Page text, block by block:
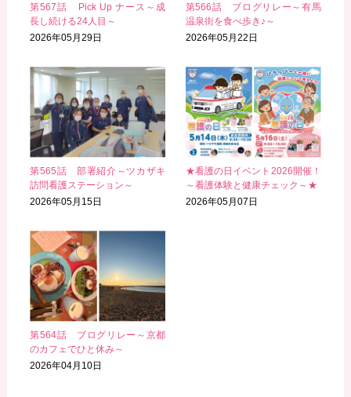
第567話 Pick Up ナース～成
長し続ける24人目～
2026年05月29日
第566話 ブログリレー～有馬
温泉街を食べ歩き♪～
2026年05月22日
第565話 部署紹介～ツカザキ
訪問看護ステーション～
2026年05月15日
★看護の日イベント2026開催！
～看護体験と健康チェック～★
2026年05月07日
第564話 ブログリレー～京都
のカフェでひと休み～
2026年04月10日